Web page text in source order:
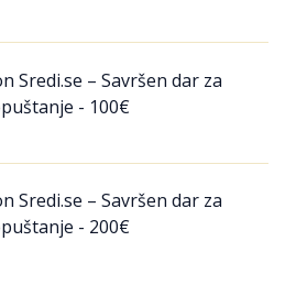
Sredi.se – Savršen dar za
- 100€
Sredi.se – Savršen dar za
- 200€